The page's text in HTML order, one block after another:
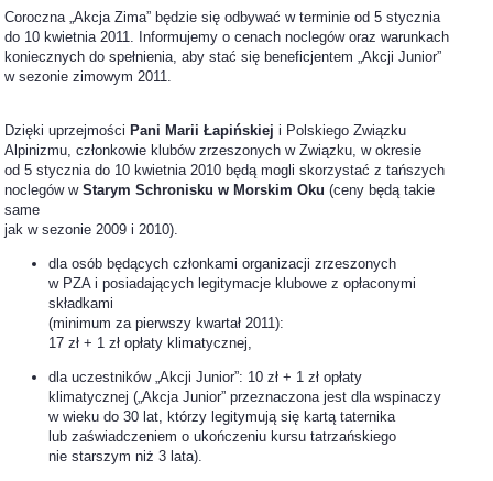
Coroczna „Akcja Zima” będzie się odbywać w terminie od 5 stycznia
do 10 kwietnia 2011. Informujemy o cenach noclegów oraz warunkach
koniecznych do spełnienia, aby stać się beneficjentem „Akcji Junior”
w sezonie zimowym 2011.
Dzięki uprzejmości Pani Marii Łapińskiej i Polskiego Związku
Alpinizmu, członkowie klubów zrzeszonych w Związku, w okresie
od 5 stycznia do 10 kwietnia 2010 będą mogli skorzystać z tańszych
noclegów wStarym Schronisku w Morskim Oku (ceny będą takie
same
jak w sezonie 2009 i 2010).
dla osób będących członkami organizacji zrzeszonych
w PZA i posiadających legitymacje klubowe z opłaconymi
składkami
(minimum za pierwszy kwartał 2011):
17 zł + 1 zł opłaty klimatycznej,
dla uczestników „Akcji Junior”: 10 zł + 1 zł opłaty
klimatycznej („Akcja Junior” przeznaczona jest dla wspinaczy
w wieku do 30 lat, którzy legitymują się kartą taternika
lub zaświadczeniem o ukończeniu kursu tatrzańskiego
nie starszym niż 3 lata).